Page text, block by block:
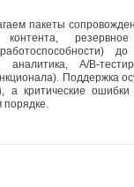
пакеты
контента, резервное
аналитика, А/В-
Поддержка
а критические ошибки
порядке.